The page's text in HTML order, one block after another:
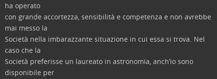
ha operato
con grande accortezza, sensibilità e competenza e non avrebbe
mai messo la
Società nella imbarazzante situazione in cui essa si trova. Nel
caso che la
Società preferisse un laureato in astronomia, anch’io sono
disponibile per